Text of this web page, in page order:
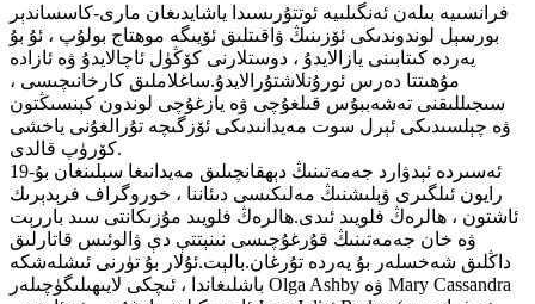
فرانسىيە بىلەن ئەنگىلىيە ئوتتۇرىسىدا ياشايدىغان مارى-كاسساندېر
بورسېل لوندوندىكى ئۆزىنىڭ ۋاقىتلىق ئۆيىگە موھتاج بولۇپ ، ئۇ بۇ
يەردە كىتابىنى يازالايدۇ ، دوستلارنى كۆڭۈل ئاچالايدۇ ۋە ئازادە
مۇھىتتا دەرس ئورۇنلاشتۇرالايدۇ.ساغلاملىق كارخانىچىسى ،
سىجىللىقنى تەشەببۇس قىلغۇچى ۋە يازغۇچى لوندون كېنسىڭتون
ۋە چېلسىدىكى ئېرل سوت مەيدانىدىكى ئۆزگىچە تۇرالغۇنى ياخشى
كۆرۈپ قالدى.
19-ئەسىردە ئېدۋارد جەمەتىنىڭ دېھقانچىلىق مەيدانىغا سېلىنغان بۇ
رايون ئىلگىرى ۋېلىشنىڭ مەلىكىسى دىئاننا ، خوروگراف فرېدېرىك
ئاشتون ، ھالرەڭ فلويىد ئىدى.ھالرەڭ فلويىد مۇزىكانتى سىد باررېت
ۋە خان جەمەتىنىڭ قۇرغۇچىسى نىنېتتې دې ۋالوئىس قاتارلىق
داڭلىق شەخسلەر بۇ يەردە تۇرغان.بالېت.ئۇلار بۇ تۈرنى ئىشلەشكە
باشلىغاندا ، ئىچكى لايىھىلىگۈچىلەر Olga Ashby ۋە Mary Cassandra